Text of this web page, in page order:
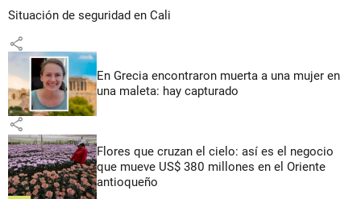
Situación de seguridad en Cali
share
En Grecia encontraron muerta a una mujer en
una maleta: hay capturado
share
Flores que cruzan el cielo: así es el negocio
que mueve US$ 380 millones en el Oriente
antioqueño